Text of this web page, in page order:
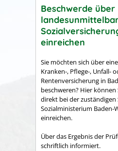
Beschwerde über
einreichen
Sie möchten sich über
Kranken-, Pflege-, Unfall-
Rentenversicherung in
beschweren? Hier können
direkt bei der zuständigen
Sozialministerium Baden-
einreichen.
Über das Ergebnis der
schriftlich informiert.